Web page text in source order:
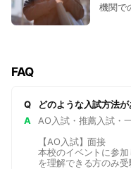
機関で
FAQ
Q
どのような入試方法
A
AO入試・推薦入試・
【AO入試】面接
本校のイベントに参
を理解できる方のみ受